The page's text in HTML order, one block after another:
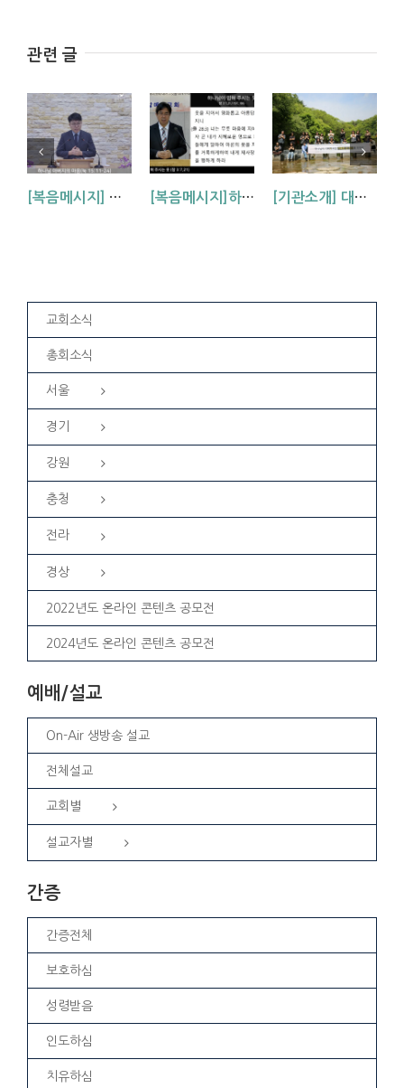
관련 글
[복음메시지] 하나님 아버지의 마음 (눅15:11~24) [복음메시지]하나님이 입혀주시는 옷 (창 3:7,21) [기관소개] 대방교회 학생부를 소개합니다.
교회소식
총회소식
서울
경기
강원
충청
전라
경상
2022년도 온라인 콘텐츠 공모전
2024년도 온라인 콘텐츠 공모전
예배/설교
On-Air 생방송 설교
전체설교
교회별
설교자별
간증
간증전체
보호하심
성령받음
인도하심
치유하심